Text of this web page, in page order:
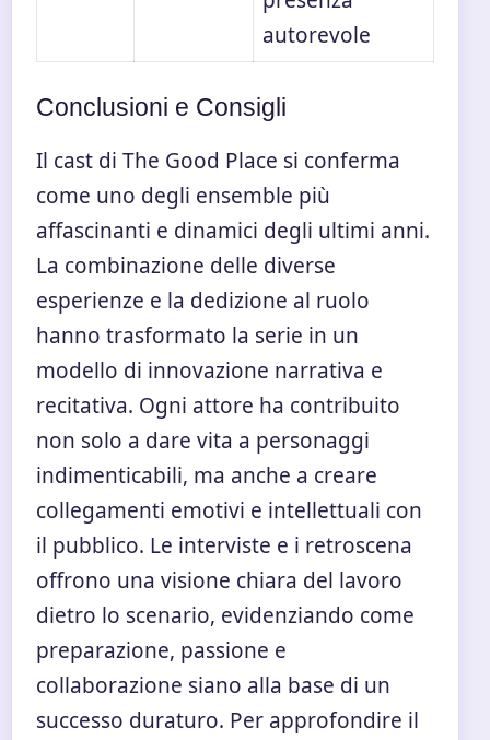
autorevole
Conclusioni e Consigli
Il cast di The Good Place si conferma
come uno degli ensemble più
affascinanti e dinamici degli ultimi anni.
La combinazione delle diverse
esperienze e la dedizione al ruolo
hanno trasformato la serie in un
modello di innovazione narrativa e
recitativa. Ogni attore ha contribuito
non solo a dare vita a personaggi
indimenticabili, ma anche a creare
collegamenti emotivi e intellettuali con
il pubblico. Le interviste e i retroscena
offrono una visione chiara del lavoro
dietro lo scenario, evidenziando come
preparazione, passione e
collaborazione siano alla base di un
successo duraturo. Per approfondire il